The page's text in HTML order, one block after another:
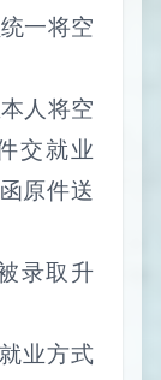
一将空
人将空
交就业
原件送
录取升
业方式